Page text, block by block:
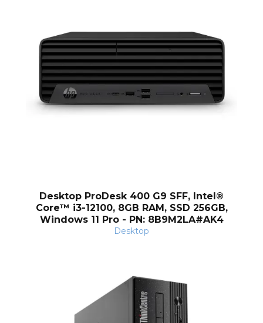
Desktop ProDesk 400 G9 SFF, Intel®
Core™ i3-12100, 8GB RAM, SSD 256GB,
Windows 11 Pro - PN: 8B9M2LA#AK4
Desktop